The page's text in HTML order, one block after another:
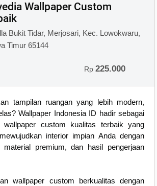
Wallpaper Custom
Bukit Tidar, Merjosari, Kec. Lowokwaru,
Timur 65144
Rp225.000
tampilan ruangan yang lebih modern,
Wallpaper Indonesia ID hadir sebagai
wallpaper custom kualitas terbaik yang
interior impian Anda dengan
premium, dan hasil pengerjaan
wallpaper custom berkualitas dengan